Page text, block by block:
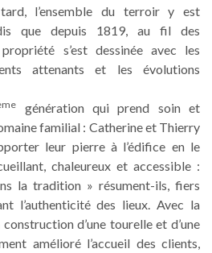
l’ensemble du terroir y est
que depuis 1819, au fil des
s’est dessinée avec les
attenants et les évolutions
génération qui prend soin et
familial : Catherine et Thierry
leur pierre à l’édifice en le
chaleureux et accessible :
la tradition » résument-ils, fiers
l’authenticité des lieux. Avec la
d’une tourelle et d’une
amélioré l’accueil des clients,